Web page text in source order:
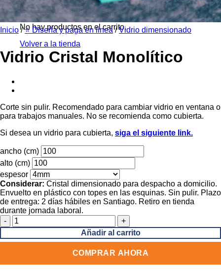
No hay productos en el carrito.
Volver a la tienda
Inicio / ⭐ Diseña y paga en linea / Vidrio dimensionado
Vidrio Cristal Monolítico
Corte sin pulir. Recomendado para cambiar vidrio en ventana o
para trabajos manuales. No se recomienda como cubierta.
Si desea un vidrio para cubierta, siga el siguiente link.
ancho (cm)
alto (cm)
espesor
Considerar: Cristal dimensionado para despacho a domicilio.
Envuelto en plástico con topes en las esquinas. Sin pulir. Plazo
de entrega: 2 días hábiles en Santiago. Retiro en tienda
durante jornada laboral.
Vidrio
Cristal
Monolítico
Añadir al carrito
COMPRAR AHORA